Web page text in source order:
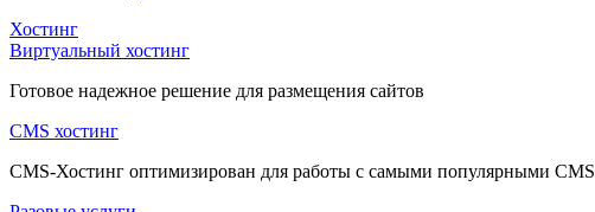
Хостинг
Виртуальный хостинг
Готовое надежное решение для размещения сайтов
CMS хостинг
CMS-Хостинг оптимизирован для работы с самыми популярными CMS